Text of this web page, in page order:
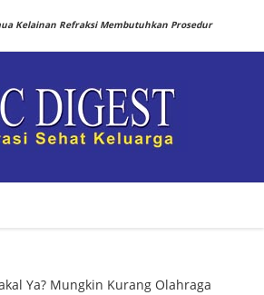
Kelainan Refraksi Membutuhkan Prosedur
Ya? Mungkin Kurang Olahraga